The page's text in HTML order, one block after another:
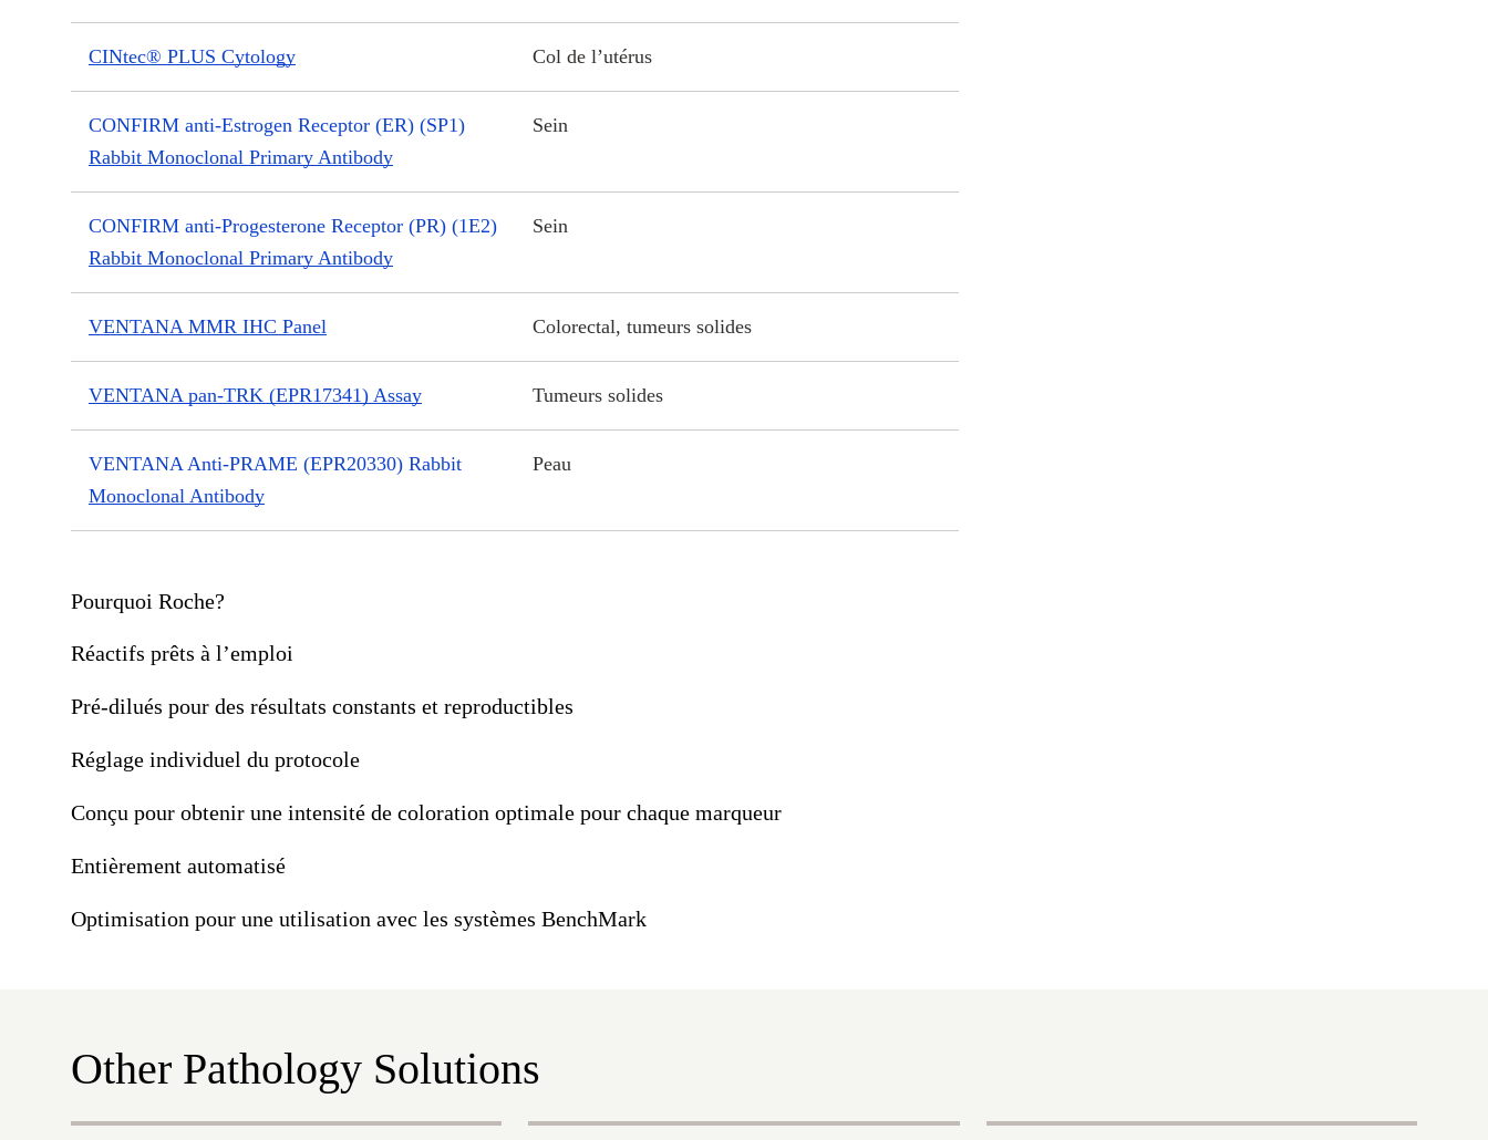
CINtec® PLUS Cytology Col de l’utérus
CONFIRM anti-Estrogen Receptor (ER) (SP1)
Rabbit Monoclonal Primary Antibody
Sein
CONFIRM anti-Progesterone Receptor (PR) (1E2)
Rabbit Monoclonal Primary Antibody
Sein
VENTANA MMR IHC Panel Colorectal, tumeurs solides
VENTANA pan-TRK (EPR17341) Assay Tumeurs solides
VENTANA Anti-PRAME (EPR20330) Rabbit
Monoclonal Antibody
Peau
Pourquoi Roche?
Réactifs prêts à l’emploi
Pré-dilués pour des résultats constants et reproductibles
Réglage individuel du protocole
Conçu pour obtenir une intensité de coloration optimale pour chaque marqueur
Entièrement automatisé
Optimisation pour une utilisation avec les systèmes BenchMark
Other Pathology Solutions